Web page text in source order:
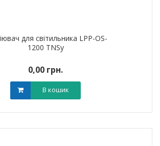
для світильника LPP-OS-
1200 TNSy
0,00 грн.
В кошик